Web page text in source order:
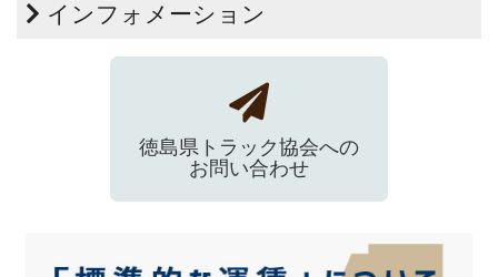
インフォメーション
徳島県トラック協会への
お問い合わせ